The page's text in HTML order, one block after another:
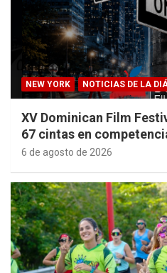
NEW YORK NOTICIAS DE LA
XV Dominican Film
67 cintas en
6 de agosto de 2026